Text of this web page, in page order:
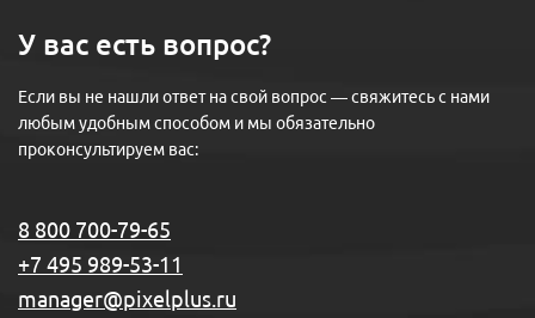
У вас есть вопрос?
Если вы не нашли ответ на свой вопрос — свяжитесь с нами
любым удобным способом и мы обязательно
проконсультируем вас:
8 800 700-79-65
+7 495 989-53-11
manager@pixelplus.ru